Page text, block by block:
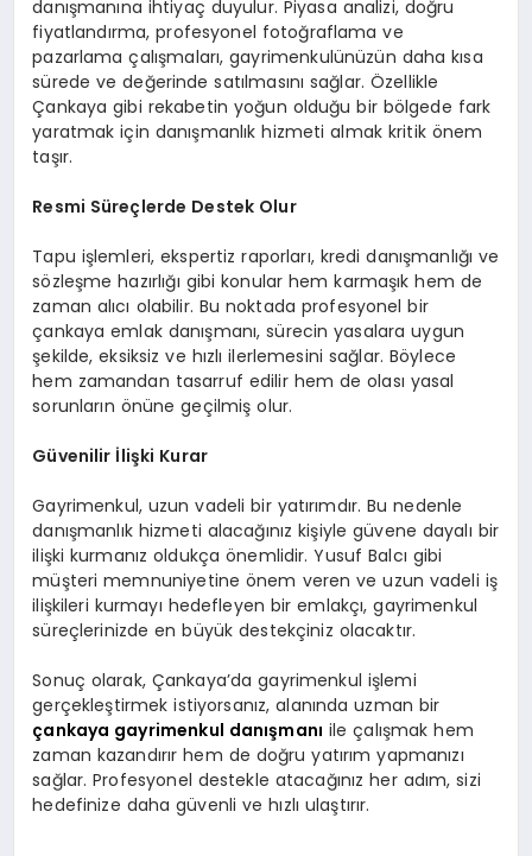
danışmanına ihtiyaç duyulur. Piyasa analizi, doğru
fiyatlandırma, profesyonel fotoğraflama ve
pazarlama çalışmaları, gayrimenkulünüzün daha kısa
sürede ve değerinde satılmasını sağlar. Özellikle
Çankaya gibi rekabetin yoğun olduğu bir bölgede fark
yaratmak için danışmanlık hizmeti almak kritik önem
taşır.
Resmi Süreçlerde Destek Olur
Tapu işlemleri, ekspertiz raporları, kredi danışmanlığı ve
sözleşme hazırlığı gibi konular hem karmaşık hem de
zaman alıcı olabilir. Bu noktada profesyonel bir
çankaya emlak danışmanı, sürecin yasalara uygun
şekilde, eksiksiz ve hızlı ilerlemesini sağlar. Böylece
hem zamandan tasarruf edilir hem de olası yasal
sorunların önüne geçilmiş olur.
Güvenilir İlişki Kurar
Gayrimenkul, uzun vadeli bir yatırımdır. Bu nedenle
danışmanlık hizmeti alacağınız kişiyle güvene dayalı bir
ilişki kurmanız oldukça önemlidir. Yusuf Balcı gibi
müşteri memnuniyetine önem veren ve uzun vadeli iş
ilişkileri kurmayı hedefleyen bir emlakçı, gayrimenkul
süreçlerinizde en büyük destekçiniz olacaktır.
Sonuç olarak, Çankaya’da gayrimenkul işlemi
gerçekleştirmek istiyorsanız, alanında uzman bir
çankaya gayrimenkul danışmanı ile çalışmak hem
zaman kazandırır hem de doğru yatırım yapmanızı
sağlar. Profesyonel destekle atacağınız her adım, sizi
hedefinize daha güvenli ve hızlı ulaştırır.